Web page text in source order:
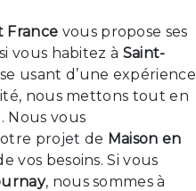
France vous propose ses
vous habitez à Saint-
usant d’une expérience
nous mettons tout en
Nous vous
projet de Maison en
vos besoins. Si vous
, nous sommes à